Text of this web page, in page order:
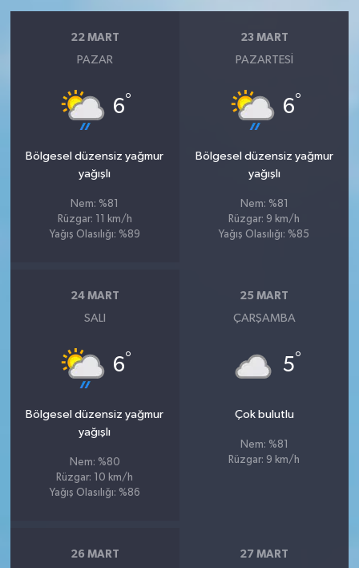
22 MART
PAZAR
6°
Bölgesel düzensiz yağmur
yağışlı
Nem: %81
Rüzgar: 11 km/h
Yağış Olasılığı: %89
23 MART
PAZARTESI
6°
Bölgesel düzensiz yağmur
yağışlı
Nem: %81
Rüzgar: 9 km/h
Yağış Olasılığı: %85
24 MART
SALI
6°
Bölgesel düzensiz yağmur
yağışlı
Nem: %80
Rüzgar: 10 km/h
Yağış Olasılığı: %86
25 MART
ÇARŞAMBA
5°
Çok bulutlu
Nem: %81
Rüzgar: 9 km/h
26 MART 27 MART